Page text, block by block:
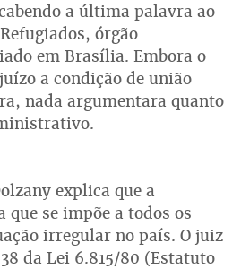
a última palavra ao
órgão
em Brasília. Embora o
a condição de união
nada argumentara quanto
explica que a
que se impõe a todos os
irregular no país. O juiz
da Lei 6.815/80 (Estatuto